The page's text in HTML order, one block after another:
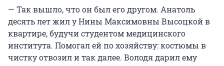
— Так вышло, что он был его другом. Анатоль
десять лет жил у Нины Максимовны Высоцкой в
квартире, будучи студентом медицинского
института. Помогал ей по хозяйству: костюмы в
чистку отвозил и так далее. Володя дарил ему